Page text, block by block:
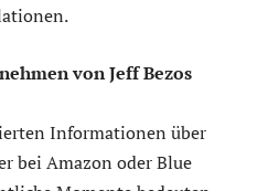
von Jeff Bezos
Informationen über
bei Amazon oder Blue